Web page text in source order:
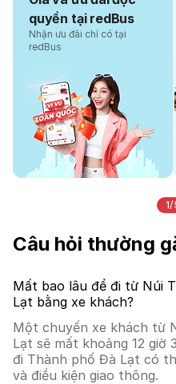
quyền tại redBus
Nhận ưu đãi chỉ có tại
redBus
1/
Câu hỏi thường
Mất bao lâu để đi từ Núi
Lạt bằng xe khách?
Một chuyến xe khách từ
Lạt sẽ mất khoảng 12 giờ
đi Thành phố Đà Lạt có
và điều kiện giao thông.